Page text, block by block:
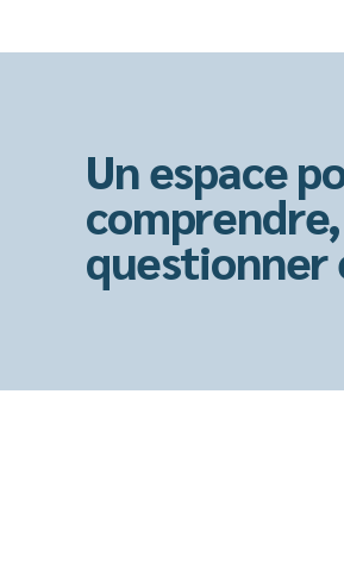
Un espace
comprendre,
questionner